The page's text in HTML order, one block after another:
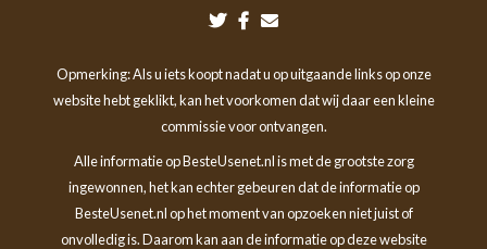
Opmerking: Als u iets koopt nadat u op uitgaande links op onze
website hebt geklikt, kan het voorkomen dat wij daar een kleine
commissie voor ontvangen.
Alle informatie op BesteUsenet.nl is met de grootste zorg
ingewonnen, het kan echter gebeuren dat de informatie op
BesteUsenet.nl op het moment van opzoeken niet juist of
onvolledig is. Daarom kan aan de informatie op deze website